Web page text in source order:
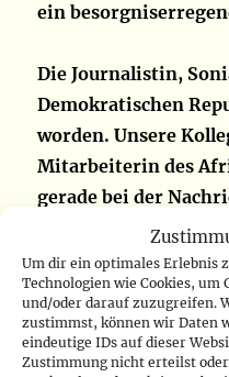
Um dir ein optimales Erlebnis
Technologien wie Cookies,
und/oder darauf zuzugreifen.
zustimmst, können wir Daten
eindeutige IDs auf dieser
Zustimmung nicht erteilst
ein
Die Journalistin,
Demokratischen
worden. Unsere
Mitarbeiterin des
gerade bei der
angestellt war,
November, in die
Migration
ihrer Ankunft
militari in ein